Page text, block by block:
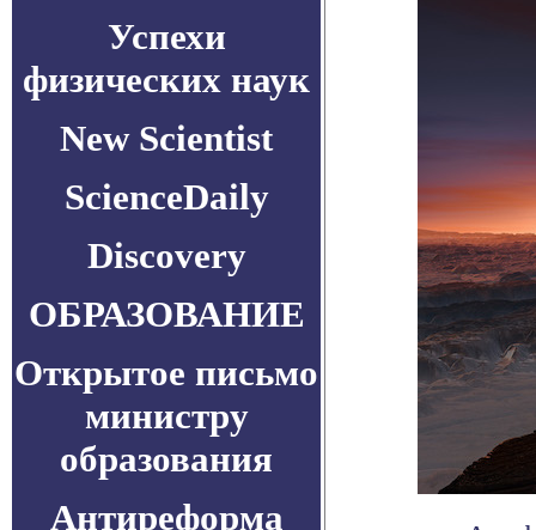
Успехи
физических наук
New Scientist
ScienceDaily
Discovery
ОБРАЗОВАНИЕ
Открытое письмо
министру
образования
Антиреформа